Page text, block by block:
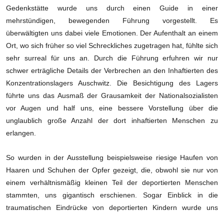
Gedenkstätte wurde uns durch einen Guide in einer
mehrstündigen, bewegenden Führung vorgestellt. Es
überwältigten uns dabei viele Emotionen. Der Aufenthalt an einem
Ort, wo sich früher so viel Schreckliches zugetragen hat, fühlte sich
sehr surreal für uns an. Durch die Führung erfuhren wir nur
schwer erträgliche Details der Verbrechen an den Inhaftierten des
Konzentrationslagers Auschwitz. Die Besichtigung des Lagers
führte uns das Ausmaß der Grausamkeit der Nationalsozialisten
vor Augen und half uns, eine bessere Vorstellung über die
unglaublich große Anzahl der dort inhaftierten Menschen zu
erlangen.
So wurden in der Ausstellung beispielsweise riesige Haufen von
Haaren und Schuhen der Opfer gezeigt, die, obwohl sie nur von
einem verhältnismäßig kleinen Teil der deportierten Menschen
stammten, uns gigantisch erschienen. Sogar Einblick in die
traumatischen Eindrücke von deportierten Kindern wurde uns